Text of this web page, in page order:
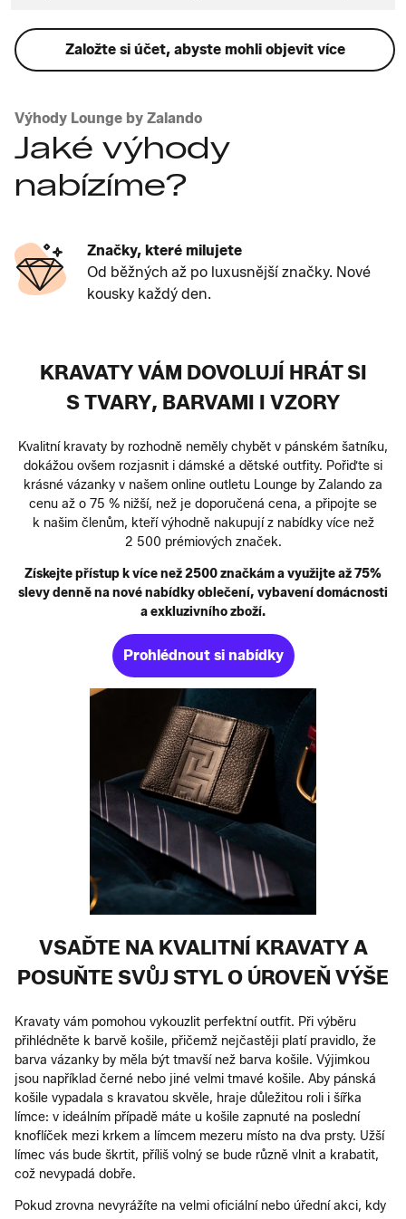
Založte si účet, abyste mohli objevit více
Výhody Lounge by Zalando
Jaké výhody
nabízíme?
Značky, které milujete
Od běžných až po luxusnější značky. Nové
kousky každý den.
KRAVATY VÁM DOVOLUJÍ HRÁT SI
S TVARY, BARVAMI I VZORY
Kvalitní kravaty by rozhodně neměly chybět v pánském šatníku,
dokážou ovšem rozjasnit i dámské a dětské outfity. Pořiďte si
krásné vázanky v našem online outletu Lounge by Zalando za
cenu až o 75 % nižší, než je doporučená cena, a připojte se
k našim členům, kteří výhodně nakupují z nabídky více než
2 500 prémiových značek.
Získejte přístup k více než 2500 značkám a využijte až 75%
slevy denně na nové nabídky oblečení, vybavení domácnosti
a exkluzivního zboží.
Prohlédnout si nabídky
VSAĎTE NA KVALITNÍ KRAVATY A
POSUŇTE SVŮJ STYL O ÚROVEŇ VÝŠE
Kravaty vám pomohou vykouzlit perfektní outfit. Při výběru
přihlédněte k barvě košile, přičemž nejčastěji platí pravidlo, že
barva vázanky by měla být tmavší než barva košile. Výjimkou
jsou například černé nebo jiné velmi tmavé košile. Aby pánská
košile vypadala s kravatou skvěle, hraje důležitou roli i šířka
límce: v ideálním případě máte u košile zapnuté na poslední
knoflíček mezi krkem a límcem mezeru místo na dva prsty. Užší
límec vás bude škrtit, příliš volný se bude různě vlnit a krabatit,
což nevypadá dobře.
Pokud zrovna nevyrážíte na velmi oficiální nebo úřední akci, kdy